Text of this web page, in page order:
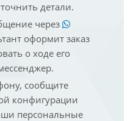
детали.
через
оформит заказ
о ходе его
сообщите
конфигурации
персональные